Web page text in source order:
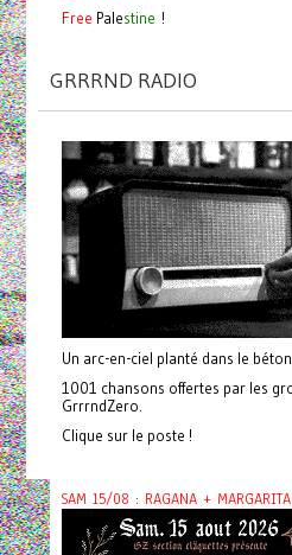
Free Palestine !
GRRRND RADIO
Un arc-en-ciel planté dans le
1001 chansons offertes par les
GrrrndZero.
Clique sur le poste !
SAM 15/08 : RAGANA +